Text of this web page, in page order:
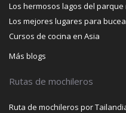
Los hermosos lagos del parque
Los mejores lugares para
Cursos de cocina en Asia
Más blogs
Rutas de mochileros
Ruta de mochileros por